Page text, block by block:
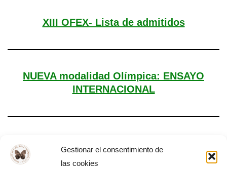
Gestionar el consentimiento de
las cookies
XIII OFEX- Lista de admitidos
NUEVA modalidad Olímpica: ENSAYO
INTERNACIONAL
Día Mundial de la Filosofía – Almendralejo,
2025